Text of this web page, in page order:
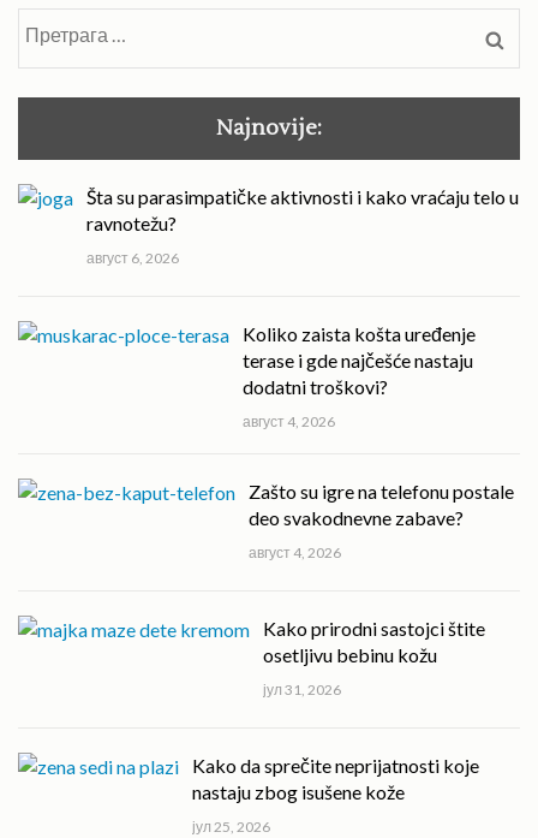
Najnovije:
Šta su parasimpatičke aktivnosti i kako vraćaju telo u
ravnotežu?
август 6, 2026
Koliko zaista košta uređenje
terase i gde najčešće nastaju
dodatni troškovi?
август 4, 2026
Zašto su igre na telefonu postale
deo svakodnevne zabave?
август 4, 2026
Kako prirodni sastojci štite
osetljivu bebinu kožu
јул 31, 2026
Kako da sprečite neprijatnosti koje
nastaju zbog isušene kože
јул 25, 2026